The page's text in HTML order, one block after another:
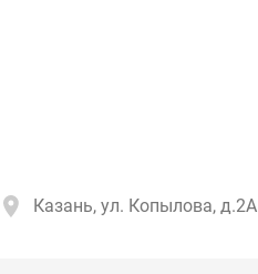
Казань, ул. Копылова, д.2А